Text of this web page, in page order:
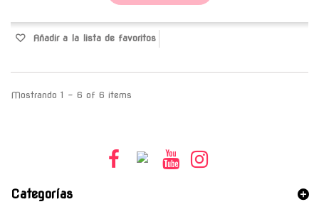
Añadir a la lista de favoritos
Mostrando 1 - 6 of 6 items
Categorías